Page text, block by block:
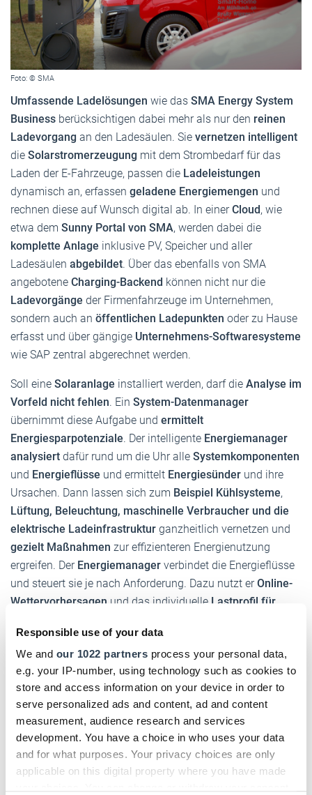
Responsible use of your data
We and our 1022 partners process your personal data,
e.g. your IP-number, using technology such as cookies to
store and access information on your device in order to
serve personalized ads and content, ad and content
measurement, audience research and services
development. You have a choice in who uses your data
and for what purposes. Your privacy choices are only
applicable on this digital property where you have made
Foto: © SMA
Umfassende Ladelösungen wie das SMA Energy System
Business berücksichtigen dabei mehr als nur den reinen
Ladevorgang an den Ladesäulen. Sie vernetzen intelligent
die Solarstromerzeugung mit dem Strombedarf für das
Laden der E-Fahrzeuge, passen die Ladeleistungen
dynamisch an, erfassen geladene Energiemengen und
rechnen diese auf Wunsch digital ab. In einerCloud, wie
etwa dem Sunny Portal von SMA, werden dabei die
komplette Anlage inklusive PV, Speicher und aller
Ladesäulen abgebildet. Über das ebenfalls von SMA
angebotene Charging-Backend können nicht nur die
Ladevorgänge der Firmenfahrzeuge im Unternehmen,
sondern auch an öffentlichen Ladepunkten oder zu Hause
erfasst und über gängige Unternehmens-Softwaresysteme
wie SAP zentral abgerechnet werden.
Soll eine Solaranlage installiert werden, darf die Analyse im
Vorfeld nicht fehlen. Ein System-Datenmanager
übernimmt diese Aufgabe und ermittelt
Energiesparpotenziale. Der intelligente Energiemanager
analysiert dafür rund um die Uhr alle Systemkomponenten
und Energieflüsse und ermittelt Energiesünder und ihre
Ursachen. Dann lassen sich zum Beispiel Kühlsysteme,
Lüftung, Beleuchtung, maschinelle Verbraucher und die
elektrische Ladeinfrastruktur ganzheitlich vernetzen und
gezielt Maßnahmen zur effizienteren Energienutzung
ergreifen. Der Energiemanager verbindet die Energieflüsse
und steuert sie je nach Anforderung. Dazu nutzt erOnline-
Wettervorhersagen und das individuelle Lastprofil für
gezielt vermeiden, indemverschiedene Stromverbraucher
zeitlich versetzt starten oder erst dann in Betrieb gehen,
wenngenügend Solarstrom bereitsteht. Ein
Batteriespeicher kann dieVersorgung in Spitzenlastzeiten
zusätzlich optimieren.Überschüssiger Stromwird über
eineentsprechende Schnittstelledirekt zur Vermarktung
an der Strombörse
Fazit:Mit einereigenen Solaranlage senken Betriebe ihre